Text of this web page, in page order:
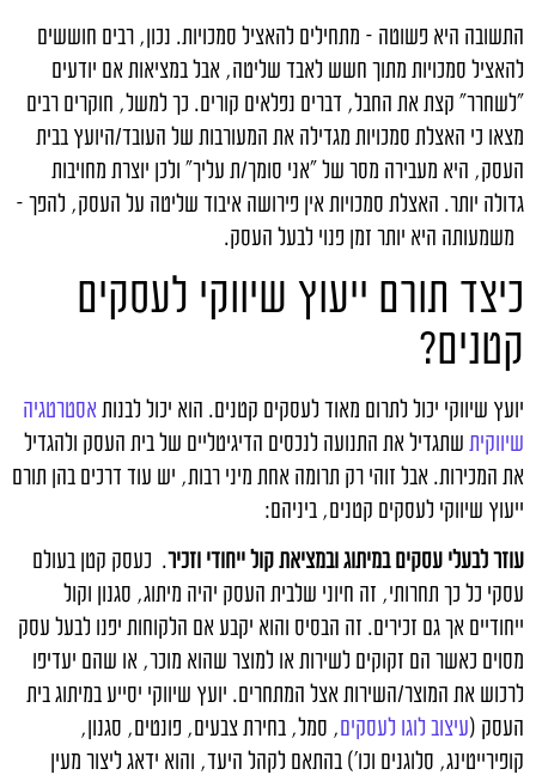
התשובה היא פשוטה – מתחילים להאציל סמכויות. נכון, רבים חוששים
להאציל סמכויות מתוך חשש לאבד שליטה, אבל במציאות אם יודעים
"לשחרר" קצת את החבל, דברים נפלאים קורים. כך למשל, חוקרים רבים
מצאו כי האצלת סמכויות מגדילה את המעורבות של העובד/היועץ בבית
העסק, היא מעבירה מסר של "אני סומך/ת עליך" ולכן יוצרת מחויבות
גדולה יותר. האצלת סמכויות אין פירושה איבוד שליטה על העסק, להפך –
משמעותה היא יותר זמן פנוי לבעל העסק.
כיצד תורם ייעוץ שיווקי לעסקים
קטנים?
יועץ שיווקי יכול לתרום מאוד לעסקים קטנים. הוא יכול לבנות אסטרטגיה
שיווקית שתגדיל את התנועה לנכסים הדיגיטליים של בית העסק ולהגדיל
את המכירות. אבל זוהי רק תרומה אחת מיני רבות, יש עוד דרכים בהן תורם
ייעוץ שיווקי לעסקים קטנים, ביניהם:
עוזר לבעלי עסקים במיתוג ובמציאת קול ייחודי וזכיר. כעסק קטן בעולם
עסקי כל כך תחרותי, זה חיוני שלבית העסק יהיה מיתוג, סגנון וקול
ייחודיים אך גם זכירים. זה הבסיס והוא יקבע אם הלקוחות יפנו לבעל עסק
מסוים כאשר הם זקוקים לשירות או למוצר שהוא מוכר, או שהם יעדיפו
לרכוש את המוצר/השירות אצל המתחרים. יועץ שיווקי יסייע במיתוג בית
העסק (עיצוב לוגו לעסקים, סמל, בחירת צבעים, פונטים, סגנון,
קופירייטינג, סלוגנים וכו') בהתאם לקהל היעד, והוא ידאג ליצור מעין